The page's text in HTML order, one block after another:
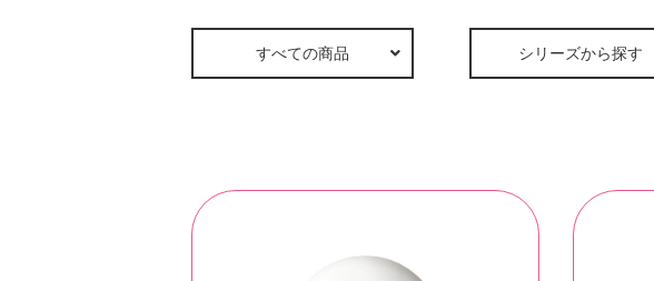
すべての商品 シリーズから探す